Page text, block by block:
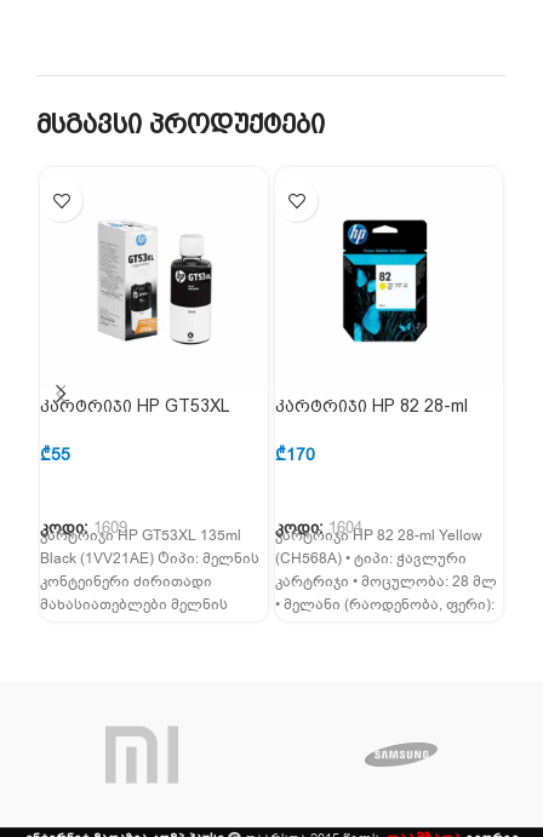
მსგავსი პროდუქტები
კარტრიჯი HP GT53XL
₾55
კოდი: 1609
კარტრიჯი HP GT53XL 135ml
Black (1VV21AE) Ტიპი: მელნის
კონტეინერი ძირითადი
მახასიათებლები მელნის
კარტრიჯი HP 82 28-ml
₾170
კოდი: 1604
კარტრიჯი HP 82 28-ml Yellow
(CH568A) • ტიპი: ჭავლური
კარტრიჯი • მოცულობა: 28 მლ
• მელანი (რაოდენობა, ფერი):